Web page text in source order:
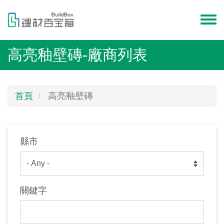
內
容
menu
高亮釉壁磚-廠商列表
首頁 高亮釉壁磚
縣市
關鍵字